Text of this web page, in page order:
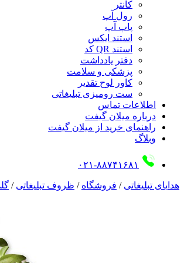
کانتر
رول آپ
پاپ آپ
استند ایکس
استند QR کد
دفتر یادداشت
پزشکی و سلامت
کاور لوح تقدیر
ست رومیزی تبلیغاتی
اطلاعات تماس
درباره میلان گیفت
راهنمای خرید از میلان گیفت
وبلاگ
۰۲۱-۸۸۷۴۱۶۸۱
هدایای تبلیغاتی / فروشگاه / ظروف تبلیغاتی /